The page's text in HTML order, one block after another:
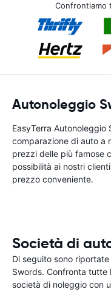
Confrontiamo
Autonoleggio
EasyTerra
comparazione di auto a
prezzi delle più famose
possibilità ai nostri
prezzo conveniente.
Società di
Di seguito sono
Swords. Confronta tutte
società di noleggio con